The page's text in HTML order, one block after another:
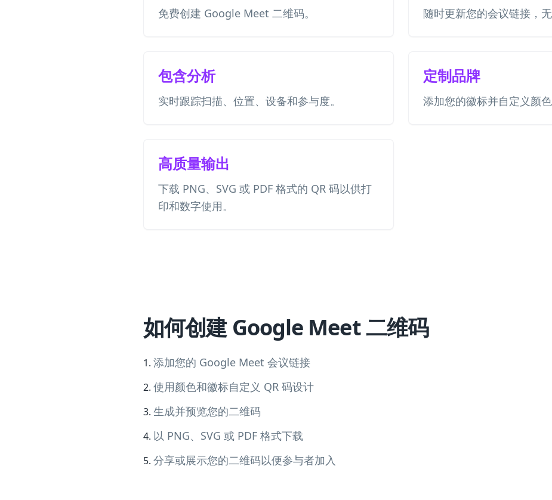
免费创建 Google Meet 二维码。 随时更新您的会议链接，无
包含分析
实时跟踪扫描、位置、设备和参与度。
定制品牌
添加您的徽标并自定义颜
高质量输出
下载 PNG、SVG 或 PDF 格式的 QR 码以供打
印和数字使用。
如何创建 Google Meet 二维码
添加您的 Google Meet 会议链接
使用颜色和徽标自定义 QR 码设计
生成并预览您的二维码
以 PNG、SVG 或 PDF 格式下载
分享或展示您的二维码以便参与者加入